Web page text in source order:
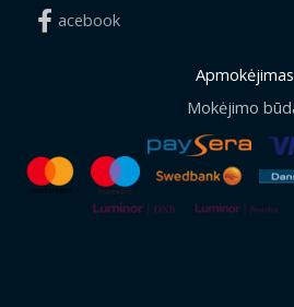
acebook
Apmokėjimas
Mokėjimo